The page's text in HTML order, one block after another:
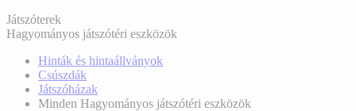
Játszóterek
Hagyományos játszótéri eszközök
Hinták és hintaállványok
Csúszdák
Játszóházak
Minden Hagyományos játszótéri eszközök